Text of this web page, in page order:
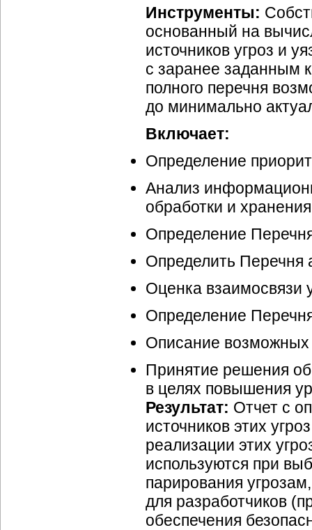
Инструменты:
основанный на
источников угроз и
с заранее заданным
полного перечня
до минимально
Включает:
Определение
Анализ
обработки и
Определение
Определить Перечня
Оценка взаимосвязи
Определение
Описание возможных
Принятие решения
в целях повышения
Результат: Отчет с
источников этих
реализации этих
используются при
парирования
для разработчиков
обеспечения